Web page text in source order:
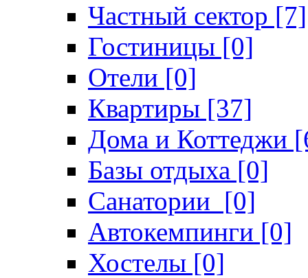
Частный сектор [7]
Гостиницы [0]
Отели [0]
Квартиры [37]
Дома и Коттеджи
Базы отдыха [0]
Санатории [0]
Автокемпинги [0]
Хостелы [0]